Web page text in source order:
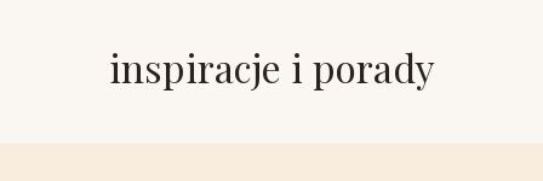
inspiracje i porady